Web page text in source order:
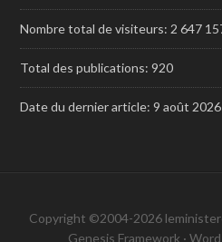
Nombre total de visiteurs: 2 647
Total des publications:920
Date du dernier article:9 août 2026
Copyright ©2004-2026
Genesis Framework ·